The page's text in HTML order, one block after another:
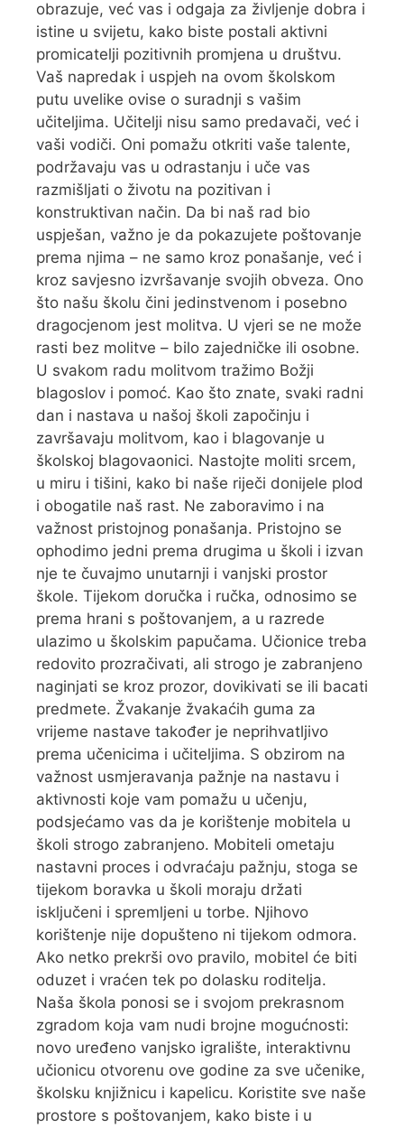
obrazuje, već vas i odgaja za življenje dobra i
istine u svijetu, kako biste postali aktivni
promicatelji pozitivnih promjena u društvu.
Vaš napredak i uspjeh na ovom školskom
putu uvelike ovise o suradnji s vašim
učiteljima. Učitelji nisu samo predavači, već i
vaši vodiči. Oni pomažu otkriti vaše talente,
podržavaju vas u odrastanju i uče vas
razmišljati o životu na pozitivan i
konstruktivan način. Da bi naš rad bio
uspješan, važno je da pokazujete poštovanje
prema njima – ne samo kroz ponašanje, već i
kroz savjesno izvršavanje svojih obveza. Ono
što našu školu čini jedinstvenom i posebno
dragocjenom jest molitva. U vjeri se ne može
rasti bez molitve – bilo zajedničke ili osobne.
U svakom radu molitvom tražimo Božji
blagoslov i pomoć. Kao što znate, svaki radni
dan i nastava u našoj školi započinju i
završavaju molitvom, kao i blagovanje u
školskoj blagovaonici. Nastojte moliti srcem,
u miru i tišini, kako bi naše riječi donijele plod
i obogatile naš rast. Ne zaboravimo i na
važnost pristojnog ponašanja. Pristojno se
ophodimo jedni prema drugima u školi i izvan
nje te čuvajmo unutarnji i vanjski prostor
škole. Tijekom doručka i ručka, odnosimo se
prema hrani s poštovanjem, a u razrede
ulazimo u školskim papučama. Učionice treba
redovito prozračivati, ali strogo je zabranjeno
naginjati se kroz prozor, dovikivati se ili bacati
predmete. Žvakanje žvakaćih guma za
vrijeme nastave također je neprihvatljivo
prema učenicima i učiteljima. S obzirom na
važnost usmjeravanja pažnje na nastavu i
aktivnosti koje vam pomažu u učenju,
podsjećamo vas da je korištenje mobitela u
školi strogo zabranjeno. Mobiteli ometaju
nastavni proces i odvraćaju pažnju, stoga se
tijekom boravka u školi moraju držati
isključeni i spremljeni u torbe. Njihovo
korištenje nije dopušteno ni tijekom odmora.
Ako netko prekrši ovo pravilo, mobitel će biti
oduzet i vraćen tek po dolasku roditelja.
Naša škola ponosi se i svojom prekrasnom
zgradom koja vam nudi brojne mogućnosti:
novo uređeno vanjsko igralište, interaktivnu
učionicu otvorenu ove godine za sve učenike,
školsku knjižnicu i kapelicu. Koristite sve naše
prostore s poštovanjem, kako biste i u